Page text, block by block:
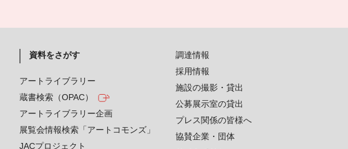
資料をさがす
アートライブラリー
蔵書検索（OPAC）
アートライブラリー企画
展覧会情報検索「アートコモンズ」
JACプロジェクト
調達情報
採用情報
施設の撮影・貸出
公募展示室の貸出
プレス関係の皆様へ
協賛企業・団体